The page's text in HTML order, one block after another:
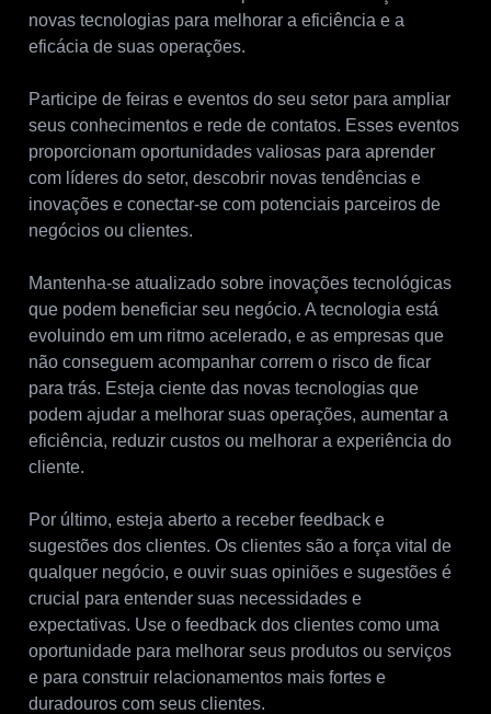
novas tecnologias para melhorar a eficiência e a
eficácia de suas operações.
Participe de feiras e eventos do seu setor para ampliar
seus conhecimentos e rede de contatos. Esses eventos
proporcionam oportunidades valiosas para aprender
com líderes do setor, descobrir novas tendências e
inovações e conectar-se com potenciais parceiros de
negócios ou clientes.
Mantenha-se atualizado sobre inovações tecnológicas
que podem beneficiar seu negócio. A tecnologia está
evoluindo em um ritmo acelerado, e as empresas que
não conseguem acompanhar correm o risco de ficar
para trás. Esteja ciente das novas tecnologias que
podem ajudar a melhorar suas operações, aumentar a
eficiência, reduzir custos ou melhorar a experiência do
cliente.
Por último, esteja aberto a receber feedback e
sugestões dos clientes. Os clientes são a força vital de
qualquer negócio, e ouvir suas opiniões e sugestões é
crucial para entender suas necessidades e
expectativas. Use o feedback dos clientes como uma
oportunidade para melhorar seus produtos ou serviços
e para construir relacionamentos mais fortes e
duradouros com seus clientes.